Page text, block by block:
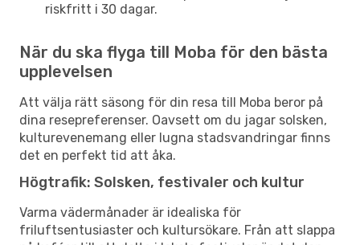
riskfritt i 30 dagar.
När du ska flyga till Moba för den bästa
upplevelsen
Att välja rätt säsong för din resa till Moba beror på
dina resepreferenser. Oavsett om du jagar solsken,
kulturevenemang eller lugna stadsvandringar finns
det en perfekt tid att åka.
Högtrafik: Solsken, festivaler och kultur
Varma vädermånader är idealiska för
friluftsentusiaster och kultursökare. Från att slappa